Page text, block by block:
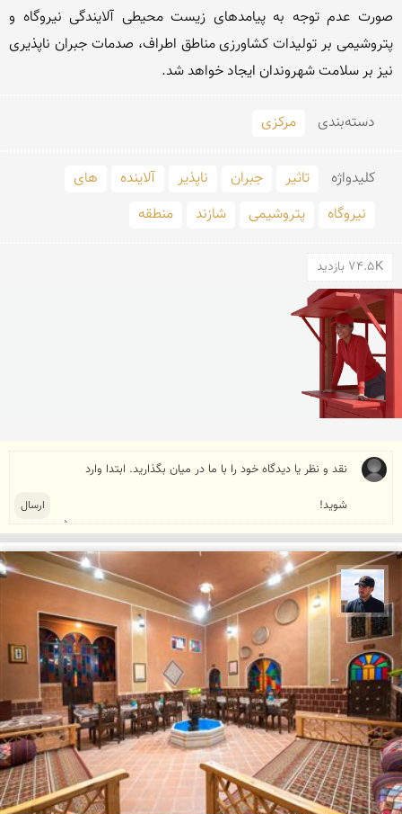
نیز بر سلامت شهروندان ایجاد خواهد شد.
دسته‌بندی مرکزی
کلید‌واژه تاثیر جبران ناپذیر آلاینده
های
نیروگاه
پتروشیمی شازند منطقه
74.5K بازدید
محمد جواد مرادی نراقی